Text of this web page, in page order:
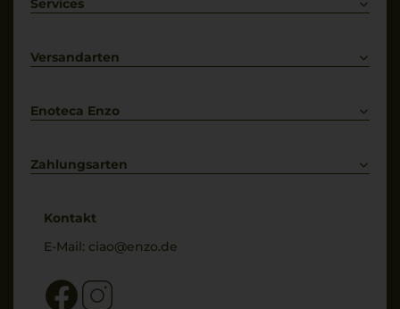
Services
Kontakt
Versandarten
Enoteca Enzo
Bewertungs-Richtlinien
Zahlungsarten
Kontakt
E-Mail: ciao@enzo.de